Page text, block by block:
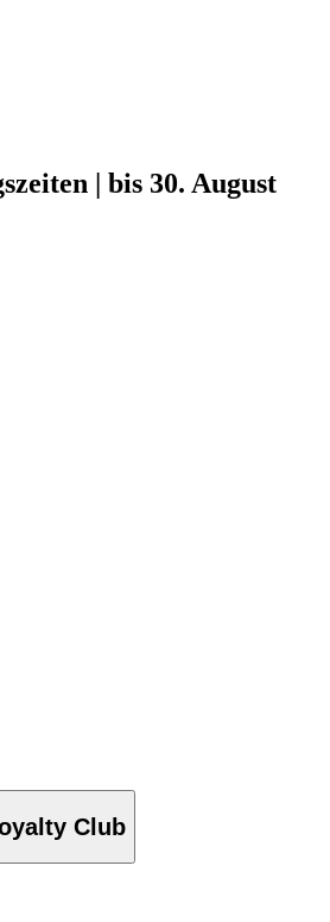
| bis 30. August
Club